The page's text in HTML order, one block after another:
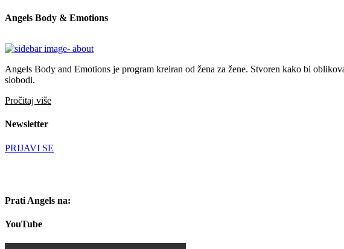
Angels Body & Emotions
Angels Body and Emotions je program kreiran od žena za žene. Stvoren kako bi
slobodi.
Pročitaj više
Newsletter
PRIJAVI SE
Prati Angels na:
YouTube